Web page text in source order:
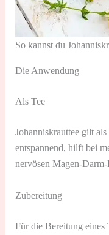
So kannst du
Die Anwendung
Als Tee
Johanniskrauttee gilt
entspannend, hilft bei
nervösen Magen-
Zubereitung
Für die Bereitung eines